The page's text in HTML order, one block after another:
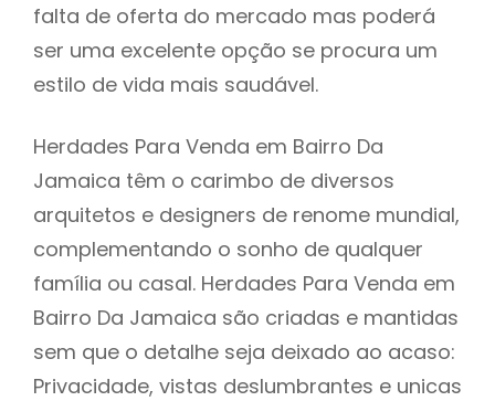
falta de oferta do mercado mas poderá
ser uma excelente opção se procura um
estilo de vida mais saudável.
Herdades Para Venda em Bairro Da
Jamaica têm o carimbo de diversos
arquitetos e designers de renome mundial,
complementando o sonho de qualquer
família ou casal. Herdades Para Venda em
Bairro Da Jamaica são criadas e mantidas
sem que o detalhe seja deixado ao acaso:
Privacidade, vistas deslumbrantes e unicas